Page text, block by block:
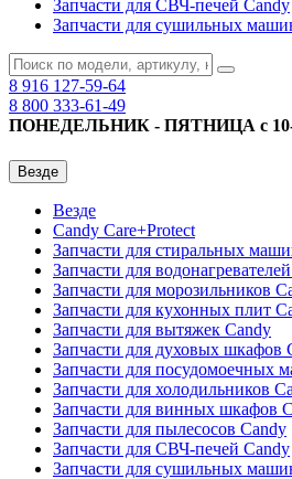
Запчасти для СВЧ-печей Candy
Запчасти для сушильных
8 916 127-59-64
8 800 333-61-49
ПОНЕДЕЛЬНИК - ПЯТНИЦА с 10-
Везде
Везде
Candy Care+Protect
Запчасти для стиральных
Запчасти для
Запчасти для морозильников
Запчасти для кухонных плит
Запчасти для вытяжек Candy
Запчасти для духовых шкафов
Запчасти для посудомоечных
Запчасти для холодильников
Запчасти для винных шкафов
Запчасти для пылесосов Candy
Запчасти для СВЧ-печей Candy
Запчасти для сушильных